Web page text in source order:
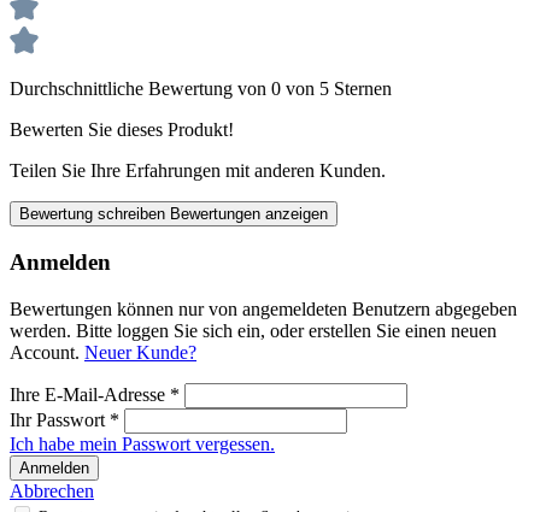
Durchschnittliche Bewertung von 0 von 5 Sternen
Bewerten Sie dieses Produkt!
Teilen Sie Ihre Erfahrungen mit anderen Kunden.
Bewertung schreiben Bewertungen anzeigen
Anmelden
Bewertungen können nur von angemeldeten Benutzern abgegeben
werden. Bitte loggen Sie sich ein, oder erstellen Sie einen neuen
Account. Neuer Kunde?
Ihre E-Mail-Adresse *
Ihr Passwort *
Ich habe mein Passwort vergessen.
Anmelden
Abbrechen